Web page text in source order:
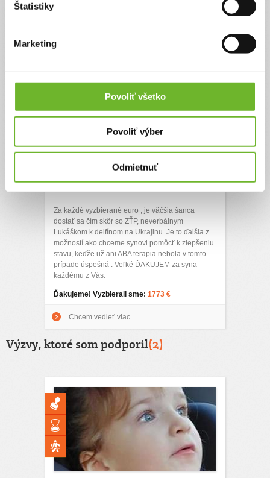
Štatistiky
Marketing
Povoliť všetko
Povoliť výber
Odmietnuť
Ďakujeme! Vyzbierali sme:
Vytúžený "zdravý syn"-
diagnóza menom
Autizmus
Za každé vyzbierané euro , je väčšia šanca
dostať sa čím skôr so ZŤP, neverbálnym
Lukáškom k delfínom na Ukrajinu. Je to ďalšia z
možností ako chceme synovi pomôcť k zlepšeniu
stavu, keďže už ani ABA terapia nebola v tomto
prípade úspešná . Veľké ĎAKUJEM za syna
každému z Vás.
Ďakujeme! Vyzbierali sme: 1773 €
Chcem vedieť viac
Výzvy, ktoré som podporil(2)